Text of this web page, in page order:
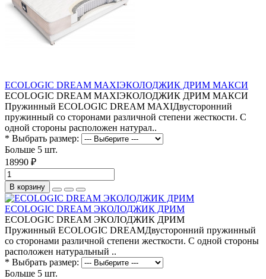
ECOLOGIC DREAM MAXIЭКОЛОДЖИК ДРИМ МАКСИ
ECOLOGIC DREAM MAXIЭКОЛОДЖИК ДРИМ МАКСИ
Пружинный ECOLOGIC DREAM MAXIДвусторонний
пружинный со сторонами различной степени жесткости. С
одной стороны расположен натурал..
* Выбрать размер:
Больше 5 шт.
18990 ₽
В корзину
ECOLOGIC DREAM ЭКОЛОДЖИК ДРИМ
ECOLOGIC DREAM ЭКОЛОДЖИК ДРИМ
Пружинный ECOLOGIC DREAMДвусторонний пружинный
со сторонами различной степени жесткости. С одной стороны
расположен натуральный ..
* Выбрать размер:
Больше 5 шт.